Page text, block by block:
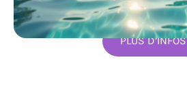
PLUS D’INFOS